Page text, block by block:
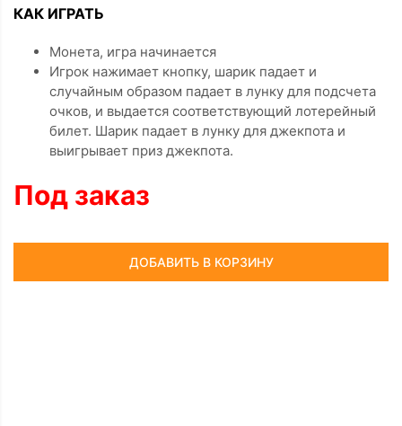
КАК ИГРАТЬ
Монета, игра начинается
Игрок нажимает кнопку, шарик падает и
случайным образом падает в лунку для подсчета
очков, и выдается соответствующий лотерейный
билет. Шарик падает в лунку для джекпота и
выигрывает приз джекпота.
Под заказ
ДОБАВИТЬ В КОРЗИНУ